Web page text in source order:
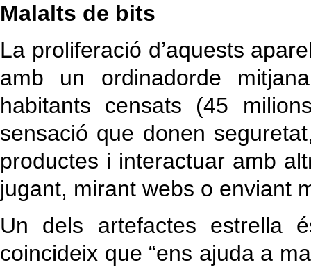
Malalts de bits
La proliferació d’aquests
amb un ordinadorde
habitants censats (45
sensació que donen
productes i interactuar amb
jugant, mirant webs o enviant
Un dels artefactes estrella
coincideix que “ens ajuda a